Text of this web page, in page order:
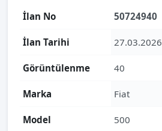
İlan No 50724940
İlan Tarihi 27.03.2026
Görüntülenme 40
Marka Fiat
Model 500